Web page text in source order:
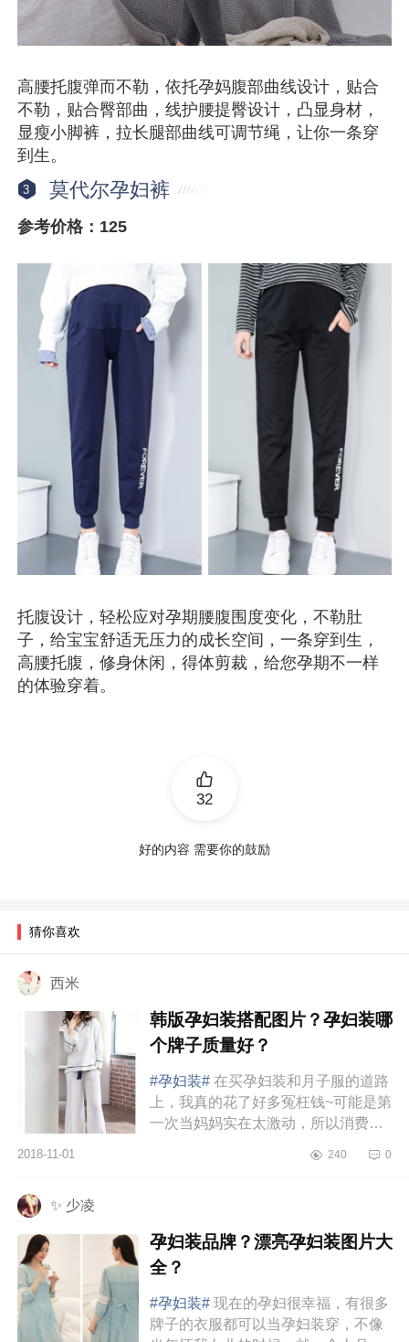
高腰托腹弹而不勒，依托孕妈腹部曲线设计，贴合
不勒，贴合臀部曲，线护腰提臀设计，凸显身材，
显瘦小脚裤，拉长腿部曲线可调节绳，让你一条穿
到生。
3 莫代尔孕妇裤
参考价格：125
托腹设计，轻松应对孕期腰腹围度变化，不勒肚
子，给宝宝舒适无压力的成长空间，一条穿到生，
高腰托腹，修身休闲，得体剪裁，给您孕期不一样
的体验穿着。
32
好的内容 需要你的鼓励
猜你喜欢
西米
韩版孕妇装搭配图片？孕妇装哪
个牌子质量好？
#孕妇装# 在买孕妇装和月子服的道路
上，我真的花了好多冤枉钱~可能是第
一次当妈妈实在太激动，所以消费各
园小碎花、就是各种大妈睡衣风，...
2018-11-01 240 0
✨ 少凌
孕妇装品牌？漂亮孕妇装图片大
全？
#孕妇装# 现在的孕妇很幸福，有很多
牌子的衣服都可以当孕妇装穿，不像